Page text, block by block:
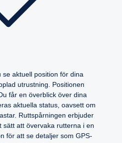
aktuell position för dina
utrustning. Positionen
får en överblick över dina
aktuella status, oavsett om
Ruttspårningen erbjuder
sätt att övervaka rutterna i en
för att se detaljer som GPS-